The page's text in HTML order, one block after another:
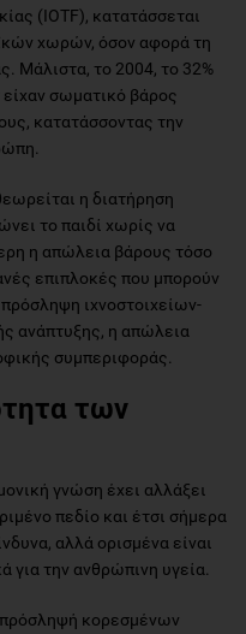
(IOTF), κατατάσσεται
χωρών, όσον αφορά τη
Μάλιστα, το 2004, το 32%
σωματικό βάρος
κατατάσσοντας την
η διατήρηση
το παιδί χωρίς να
η απώλεια βάρους τόσο
επιπλοκές που μπορούν
ιχνοστοιχείων-
ανάπτυξης, η απώλεια
συμπεριφοράς.
των
γνώση έχει αλλάξει
πεδίο και έτσι σήμερα
αλλά ορισμένα είναι
για την ανθρώπινη υγεία.
πρόσληψή κορεσμένων